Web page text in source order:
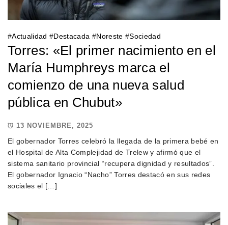
#Actualidad #Destacada #Noreste #Sociedad
Torres: «El primer nacimiento en el
María Humphreys marca el
comienzo de una nueva salud
pública en Chubut»
13 NOVIEMBRE, 2025
El gobernador Torres celebró la llegada de la primera bebé en
el Hospital de Alta Complejidad de Trelew y afirmó que el
sistema sanitario provincial “recupera dignidad y resultados”.
El gobernador Ignacio “Nacho” Torres destacó en sus redes
sociales el […]